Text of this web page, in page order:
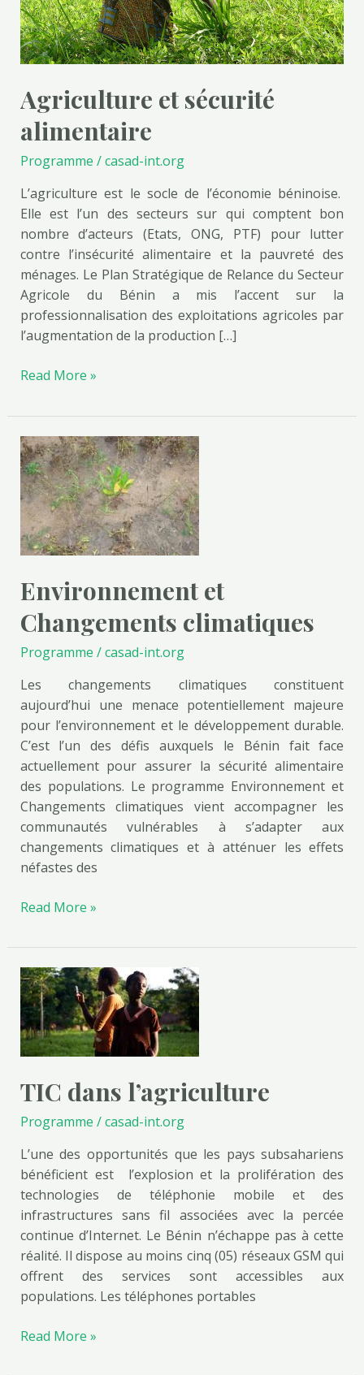
Agriculture et sécurité
alimentaire
Programme /casad-int.org
L’agriculture est le socle de l’économie béninoise.
Elle est l’un des secteurs sur qui comptent bon
nombre d’acteurs (Etats, ONG, PTF) pour lutter
contre l’insécurité alimentaire et la pauvreté des
ménages. Le Plan Stratégique de Relance du Secteur
Agricole du Bénin a mis l’accent sur la
professionnalisation des exploitations agricoles par
l’augmentation de la production […]
Read More »
Environnement et
Changements climatiques
Programme /casad-int.org
Les changements climatiques constituent
aujourd’hui une menace potentiellement majeure
pour l’environnement et le développement durable.
C’est l’un des défis auxquels le Bénin fait face
actuellement pour assurer la sécurité alimentaire
des populations. Le programme Environnement et
Changements climatiques vient accompagner les
communautés vulnérables à s’adapter aux
changements climatiques et à atténuer les effets
néfastes des
Environnement
et
Changements
climatiques
Read More »
TIC dans l’agriculture
Programme /casad-int.org
L’une des opportunités que les pays subsahariens
bénéficient est l’explosion et la prolifération des
technologies de téléphonie mobile et des
infrastructures sans fil associées avec la percée
continue d’Internet. Le Bénin n’échappe pas à cette
réalité. Il dispose au moins cinq (05) réseaux GSM qui
offrent des services sont accessibles aux
populations. Les téléphones portables
TIC
dans
l’agriculture
Read More »